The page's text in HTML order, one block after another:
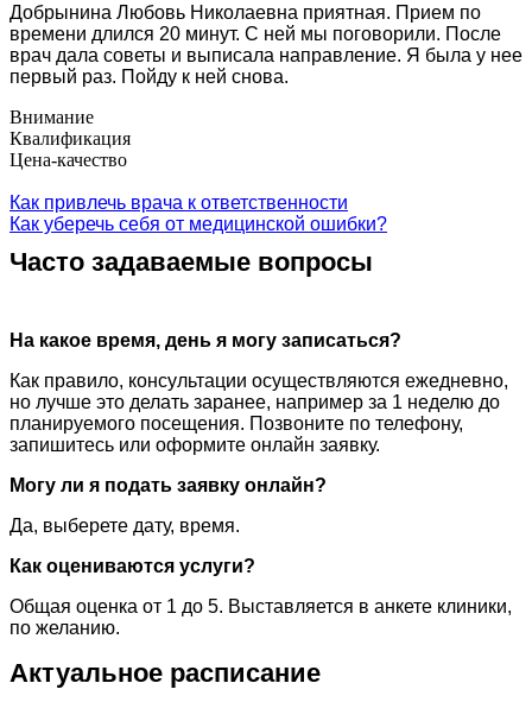
Добрынина Любовь Николаевна приятная. Прием по
времени длился 20 минут. С ней мы поговорили. После
врач дала советы и выписала направление. Я была у нее
первый раз. Пойду к ней снова.
Внимание
Квалификация
Цена-качество
Как привлечь врача к ответственности
Как уберечь себя от медицинской ошибки?
Часто задаваемые вопросы
На какое время, день я могу записаться?
Как правило, консультации осуществляются ежедневно,
но лучше это делать заранее, например за 1 неделю до
планируемого посещения. Позвоните по телефону,
запишитесь или оформите онлайн заявку.
Могу ли я подать заявку онлайн?
Да, выберете дату, время.
Как оцениваются услуги?
Общая оценка от 1 до 5. Выставляется в анкете клиники,
по желанию.
Актуальное расписание